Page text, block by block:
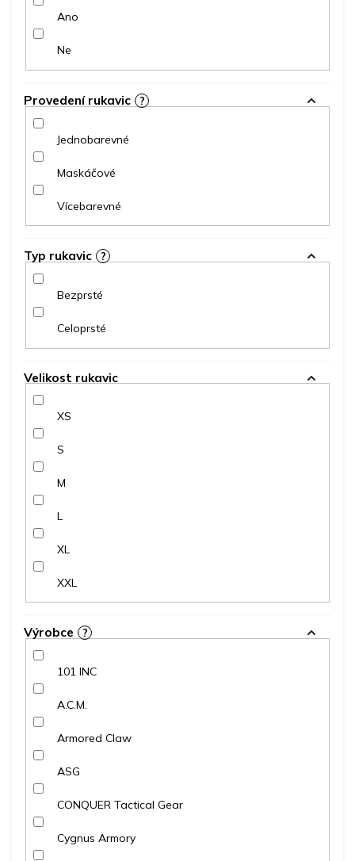
Ano
Ne
Provedení rukavic ?
Jednobarevné
Maskáčové
Vícebarevné
Typ rukavic ?
Bezprsté
Celoprsté
Velikost rukavic
XS
S
M
L
XL
XXL
Výrobce ?
101 INC
A.C.M.
Armored Claw
ASG
CONQUER Tactical Gear
Cygnus Armory